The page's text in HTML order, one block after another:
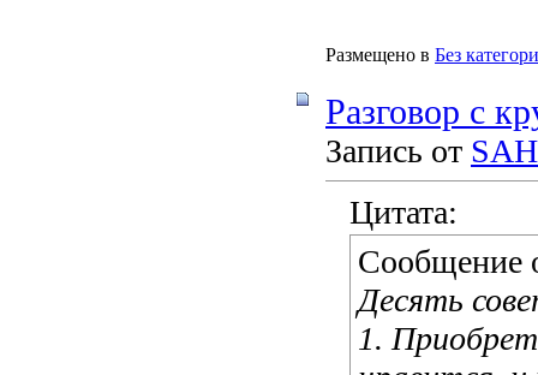
Размещено в Без
Разговор с
Запись от SAH
Цитата:
Сообщение
Десять
1.